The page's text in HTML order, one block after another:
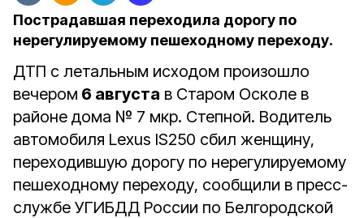
Пострадавшая переходила дорогу по
нерегулируемому пешеходному переходу.
ДТП с летальным исходом произошло
вечером 6 августа в Старом Осколе в
районе дома № 7 мкр. Степной. Водитель
автомобиля Lexus IS250 сбил женщину,
переходившую дорогу по нерегулируемому
пешеходному переходу, сообщили в пресс-
службе УГИБДД России по Белгородской